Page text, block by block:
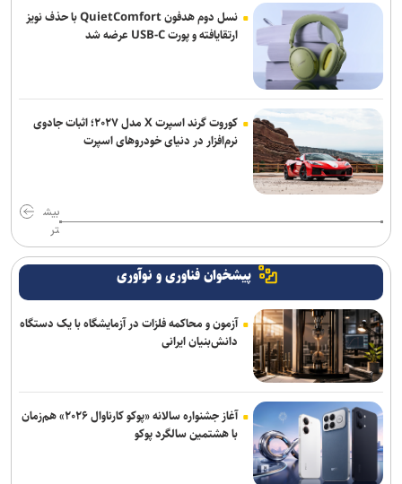
نسل دوم هدفون QuietComfort با حذف نویز
ارتقایافته و پورت USB-C عرضه شد
کوروت گرند اسپرت X مدل ۲۰۲۷؛ اثبات جادوی
نرم‌افزار در دنیای خودروهای اسپرت
بیش
تر
پیشخوان فناوری و نوآوری
آزمون و محاکمه فلزات در آزمایشگاه با یک دستگاه
دانش‌بنیان ایرانی
آغاز جشنواره سالانه «پوکو کارناوال ۲۰۲۶» هم‌زمان
با هشتمین سالگرد پوکو